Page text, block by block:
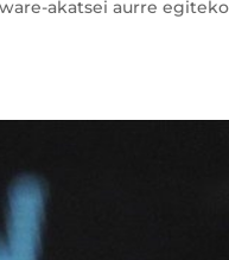
akatsei aurre